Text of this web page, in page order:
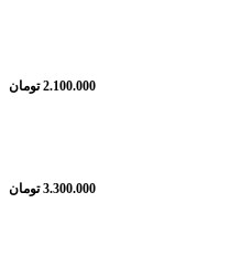
2.100.000 تومان
3.300.000 تومان